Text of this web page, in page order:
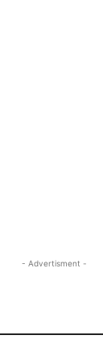
- Advertisment -